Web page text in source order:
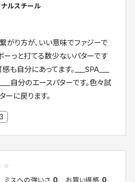
ナルスチール
がり方が、いい意味でファジーで
ーっと打てる数少ないパターです
感も自分にあってます。___SPA___
自分のエースパターです。色々試
ーに戻ります。
3
ミスへの強いさ 0 お買い得感 0